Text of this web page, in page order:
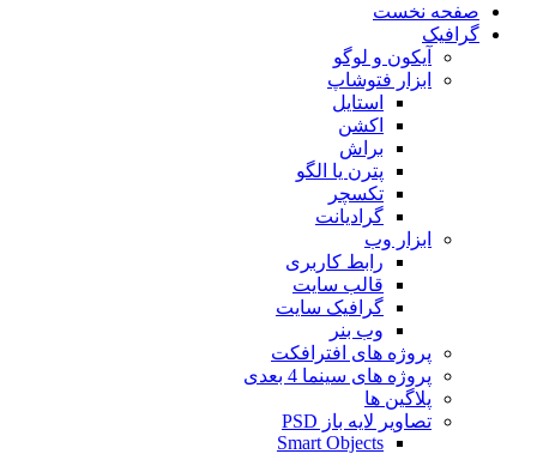
صفحه نخست
گرافیک
آیکون و لوگو
ابزار فتوشاپ
استایل
اکشن
براش
پترن یا الگو
تکسچر
گرادیانت
ابزار وب
رابط کاربری
قالب سایت
گرافیک سایت
وب بنر
پروژه های افترافکت
پروژه های سینما 4 بعدی
پلاگین ها
تصاویر لایه باز PSD
Smart Objects